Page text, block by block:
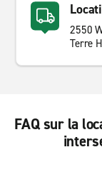
2550
Terre
FAQ sur la